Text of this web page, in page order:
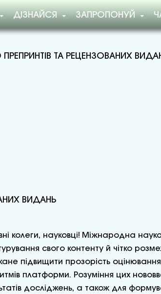
ДІЗНАЙСЯ ЗАПРОПОНУЙ
ТА РЕЦЕНЗОВАНИХ
ВИДАНЬ
колеги, науковці! Міжнародна
свого контенту й чітко
підвищити прозорість
платформи. Розуміння цих
досліджень, а також для